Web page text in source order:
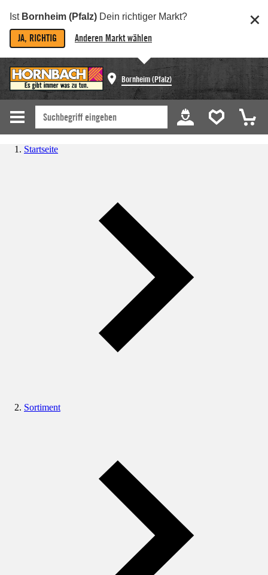
Ist Bornheim (Pfalz) Dein richtiger Markt?
JA, RICHTIG Anderen Markt wählen
Bornheim (Pfalz)
Startseite
Sortiment